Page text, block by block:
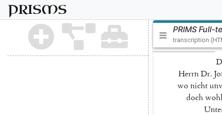
PRISMS
PRIMS Full-
transcription
Herrn Dr.
wo nicht
doch